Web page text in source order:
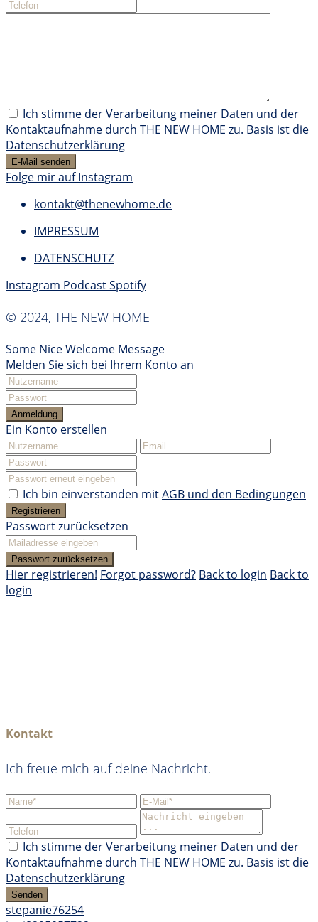
Ich stimme der Verarbeitung meiner Daten und der
Kontaktaufnahme durch THE NEW HOME zu. Basis ist die
Datenschutzerklärung
Folge mir auf Instagram
kontakt@thenewhome.de
IMPRESSUM
DATENSCHUTZ
Instagram PodcastSpotify
© 2024, THE NEW HOME
Some Nice Welcome Message
Melden Sie sich bei Ihrem Konto an
Anmeldung
Ein Konto erstellen
Ich bin einverstanden mitAGB und den Bedingungen
Registrieren
Passwort zurücksetzen
Passwort zurücksetzen
Hier registrieren! Forgot password? Back to login Back to
login
Kontakt
Ich freue mich auf deine Nachricht.
Ich stimme der Verarbeitung meiner Daten und der
Kontaktaufnahme durch THE NEW HOME zu. Basis ist die
Datenschutzerklärung
Senden
stepanie76254